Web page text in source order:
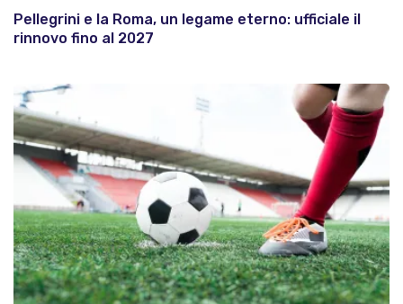
Pellegrini e la Roma, un legame eterno: ufficiale il
rinnovo fino al 2027